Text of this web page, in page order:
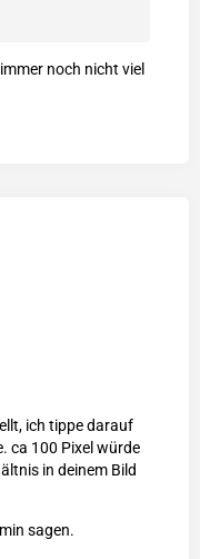
noch nicht viel
ich tippe darauf
ca 100 Pixel würde
in deinem Bild
sagen.